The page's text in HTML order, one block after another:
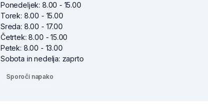
Ponedeljek: 8.00 - 15.00
Torek: 8.00 - 15.00
Sreda: 8.00 - 17.00
Četrtek: 8.00 - 15.00
Petek: 8.00 - 13.00
Sobota in nedelja: zaprto
Sporoči napako